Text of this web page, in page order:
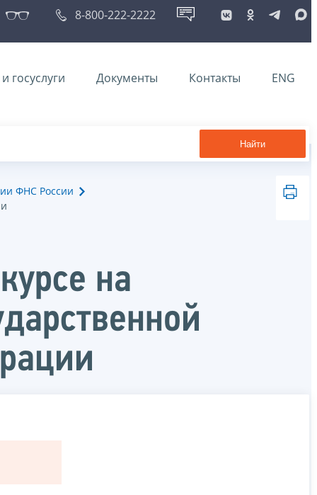
8-800-222-2222
госуслуги Документы Контакты ENG
Найти
ФНС России
на